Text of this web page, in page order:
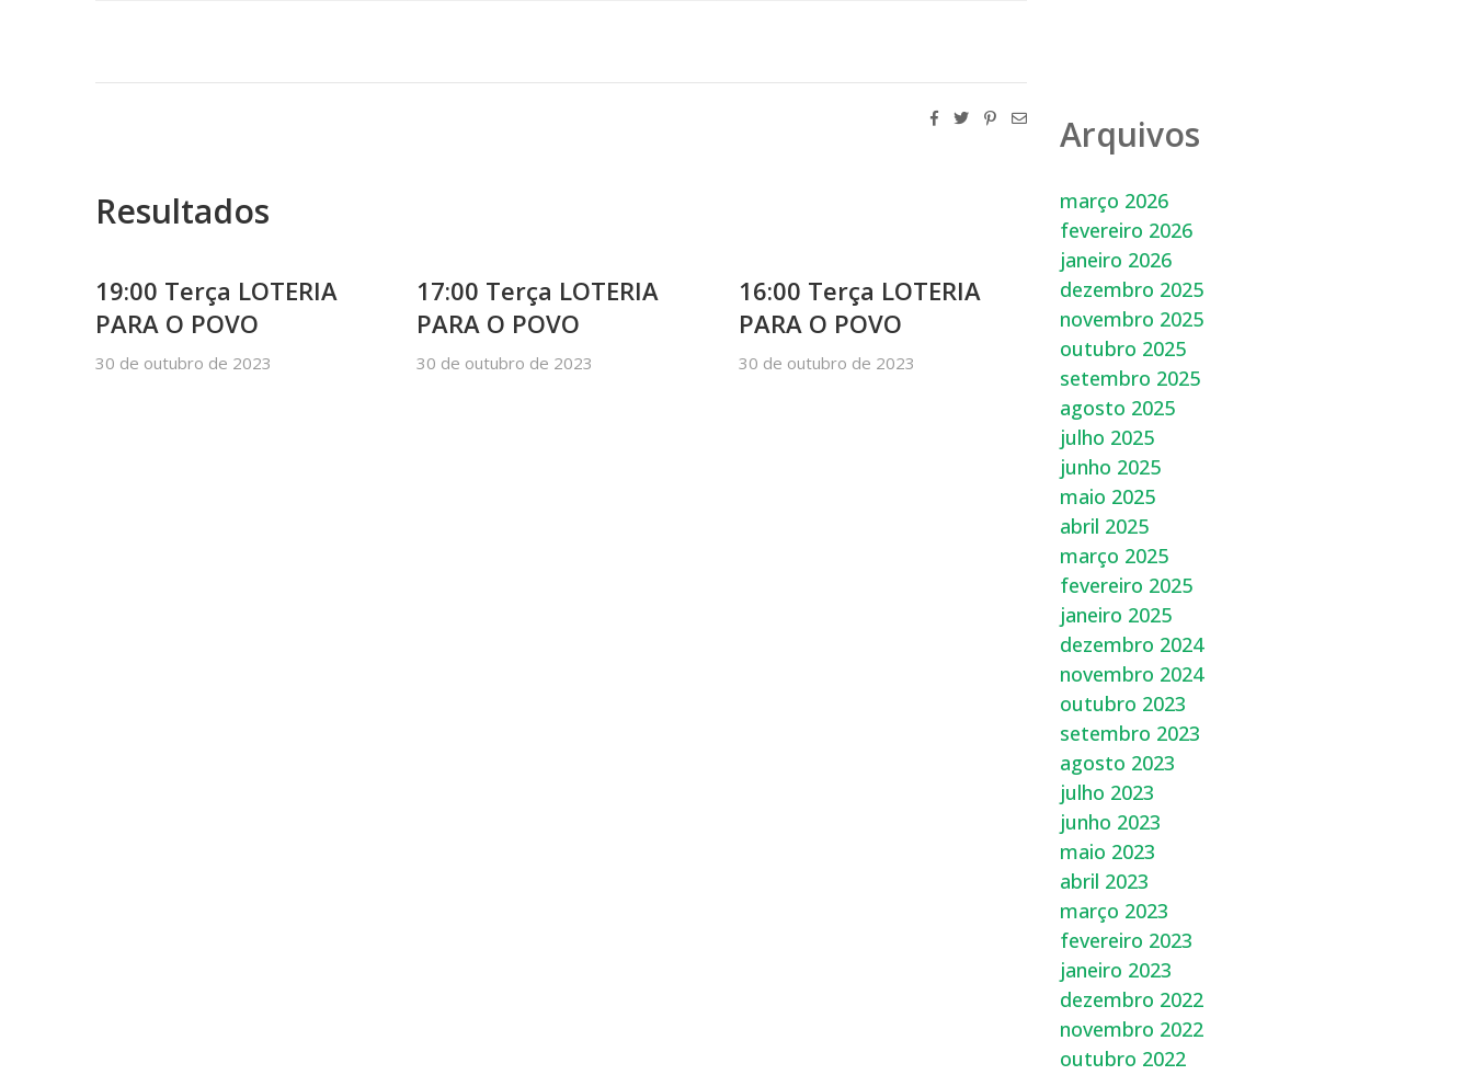
Resultados
19:00 Terça LOTERIA
PARA O POVO
30 de outubro de 2023
17:00 Terça LOTERIA
PARA O POVO
30 de outubro de 2023
16:00 Terça LOTERIA
PARA O POVO
30 de outubro de 2023
Arquivos
março 2026
fevereiro 2026
janeiro 2026
dezembro 2025
novembro 2025
outubro 2025
setembro 2025
agosto 2025
julho 2025
junho 2025
maio 2025
abril 2025
março 2025
fevereiro 2025
janeiro 2025
dezembro 2024
novembro 2024
outubro 2023
setembro 2023
agosto 2023
julho 2023
junho 2023
maio 2023
abril 2023
março 2023
fevereiro 2023
janeiro 2023
dezembro 2022
novembro 2022
outubro 2022